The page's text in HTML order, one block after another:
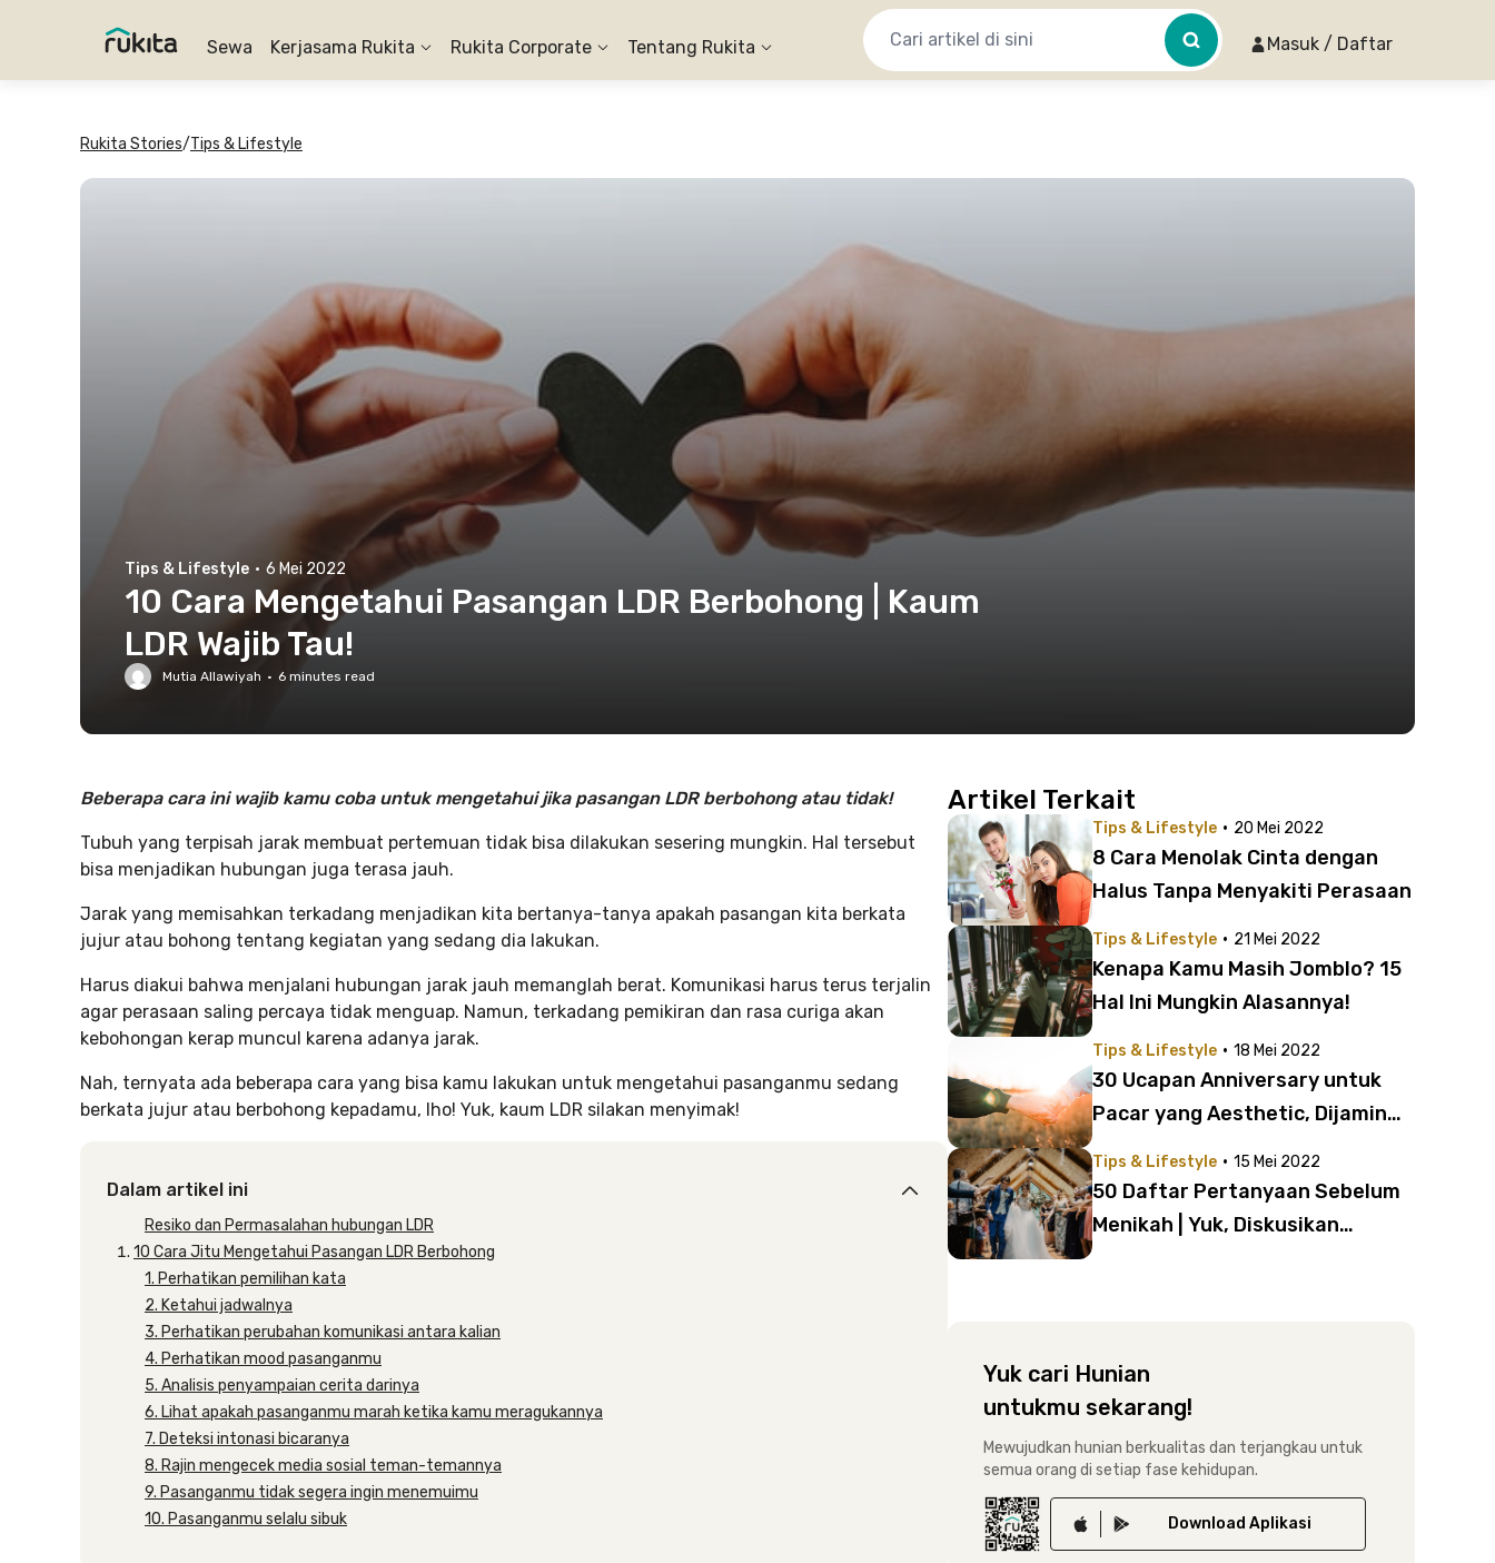
Sewa Kerjasama Rukita Rukita Corporate Tentang Rukita Masuk / Daftar
Rukita Stories/Tips & Lifestyle
Tips & Lifestyle · 6 Mei 2022
10 Cara Mengetahui Pasangan LDR Berbohong | Kaum
LDR Wajib Tau!
Mutia Allawiyah · 6 minutes read
Beberapa cara ini wajib kamu coba untuk mengetahui jika pasangan LDR berbohong atau tidak!
Tubuh yang terpisah jarak membuat pertemuan tidak bisa dilakukan sesering mungkin. Hal tersebut
bisa menjadikan hubungan juga terasa jauh.
Jarak yang memisahkan terkadang menjadikan kita bertanya-tanya apakah pasangan kita berkata
jujur atau bohong tentang kegiatan yang sedang dia lakukan.
Harus diakui bahwa menjalani hubungan jarak jauh memanglah berat. Komunikasi harus terus terjalin
agar perasaan saling percaya tidak menguap. Namun, terkadang pemikiran dan rasa curiga akan
kebohongan kerap muncul karena adanya jarak.
Nah, ternyata ada beberapa cara yang bisa kamu lakukan untuk mengetahui pasanganmu sedang
berkata jujur atau berbohong kepadamu, lho! Yuk, kaum LDR silakan menyimak!
Dalam artikel ini
Resiko dan Permasalahan hubungan LDR
10 Cara Jitu Mengetahui Pasangan LDR Berbohong
1. Perhatikan pemilihan kata
2. Ketahui jadwalnya
3. Perhatikan perubahan komunikasi antara kalian
4. Perhatikan mood pasanganmu
5. Analisis penyampaian cerita darinya
6. Lihat apakah pasanganmu marah ketika kamu meragukannya
7. Deteksi intonasi bicaranya
8. Rajin mengecek media sosial teman-temannya
9. Pasanganmu tidak segera ingin menemuimu
10. Pasanganmu selalu sibuk
Artikel Terkait
Tips & Lifestyle · 20 Mei 2022
8 Cara Menolak Cinta dengan
Halus Tanpa Menyakiti Perasaan
Tips & Lifestyle · 21 Mei 2022
Kenapa Kamu Masih Jomblo? 15
Hal Ini Mungkin Alasannya!
Tips & Lifestyle · 18 Mei 2022
30 Ucapan Anniversary untuk
Pacar yang Aesthetic, Dijamin
Tips & Lifestyle · 15 Mei 2022
50 Daftar Pertanyaan Sebelum
Menikah | Yuk, Diskusikan
Yuk cari Hunian
untukmu sekarang!
Mewujudkan hunian berkualitas dan terjangkau untuk
semua orang di setiap fase kehidupan.
Download Aplikasi